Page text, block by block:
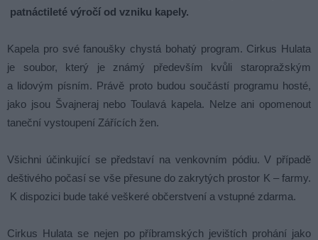
patnáctileté výročí od vzniku kapely.
Kapela pro své fanoušky chystá bohatý program. Cirkus Hulata
je soubor, který je známý především kvůli staropražským
a lidovým písním. Právě proto budou součástí programu hosté,
jako jsou Švajneraj nebo Toulavá kapela. Nelze ani opomenout
taneční vystoupení Zářících žen.
Všichni účinkující se představí na venkovním pódiu. V případě
deštivého počasí se vše přesune do zakrytých prostor K – farmy.
K dispozici bude také veškeré občerstvení a vstupné zdarma.
Cirkus Hulata se nejen po příbramských jevištích prohání jako